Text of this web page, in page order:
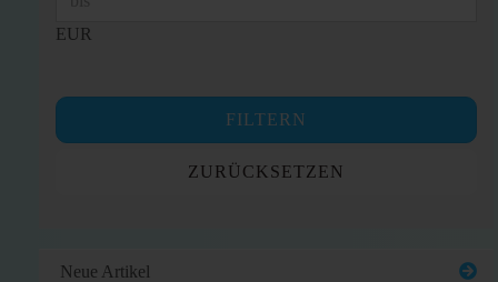
EUR
FILTERN
ZURÜCKSETZEN
Neue Artikel